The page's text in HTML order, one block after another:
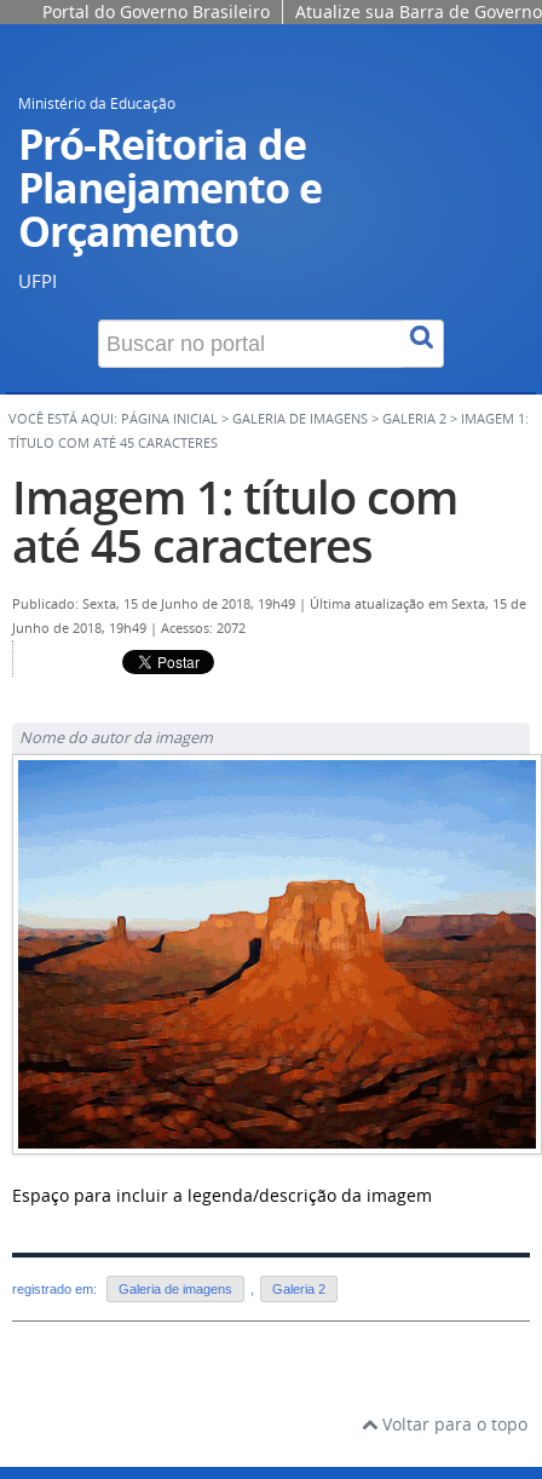
Portal do Governo Brasileiro Atualize sua Barra de Governo
Ministério da Educação
Pró-Reitoria de
Planejamento e
Orçamento
UFPI
VOCÊ ESTÁ AQUI: PÁGINA INICIAL > GALERIA DE IMAGENS > GALERIA 2 > IMAGEM 1:
TÍTULO COM ATÉ 45 CARACTERES
Imagem 1: título com
até 45 caracteres
Publicado: Sexta, 15 de Junho de 2018, 19h49 | Última atualização em Sexta, 15 de
Junho de 2018, 19h49 | Acessos: 2072
Nome do autor da imagem
Espaço para incluir a legenda/descrição da imagem
registrado em: Galeria de imagens Galeria 2
Voltar para o topo